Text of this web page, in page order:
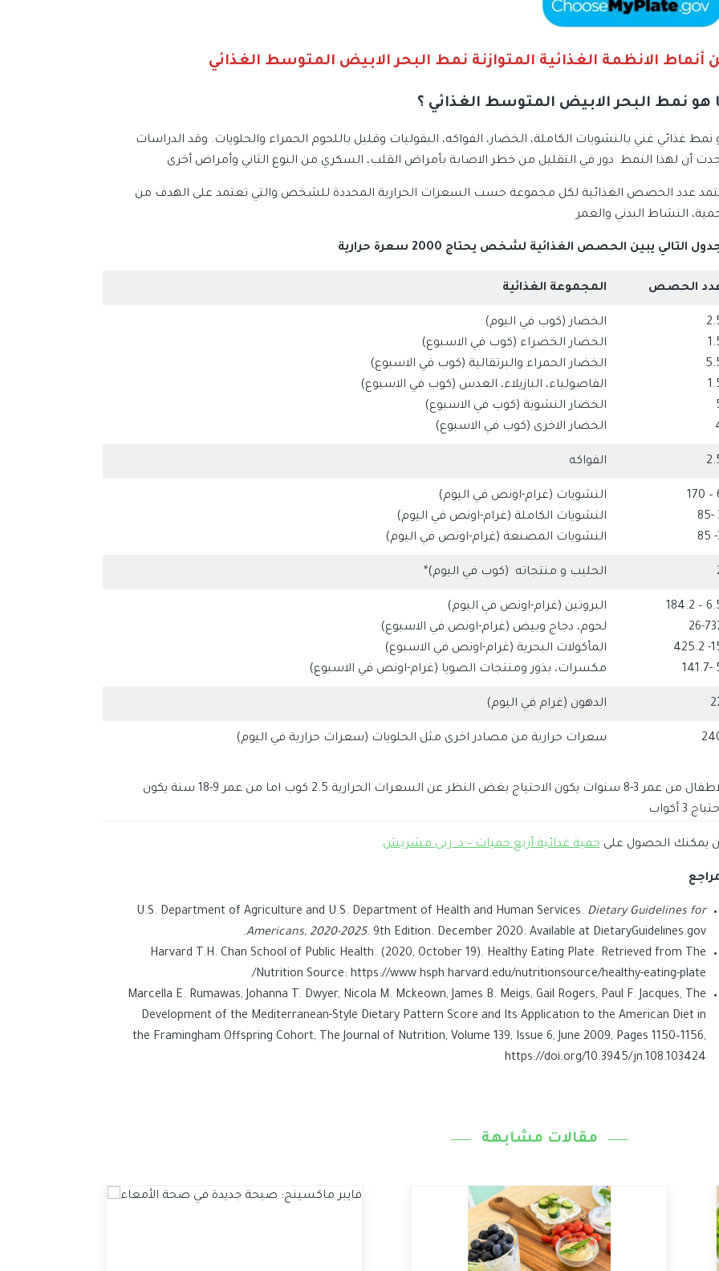
أنماط الانظمة الغذائية المتوازنة نمط البحر الابيض المتوسط الغذائي
هو نمط البحر الابيض المتوسط الغذائي ؟
نمط غذائي غني بالنشويات الكاملة، الخضار، الفواكه، البقوليات وقليل باللحوم الحمراء والحلويات. وقد الدراسات
أن لهذا النمط دور في التقليل من خطر الاصابة بأمراض القلب، السكري من النوع الثاني وأمراض أخرى
عدد الحصص الغذائية لكل مجموعة حسب السعرات الحرارية المحددة للشخص والتي تعتمد على الهدف من
النشاط البدني والعمر
التالي يبين الحصص الغذائية لشخص يحتاج 2000 سعرة حرارية
الحصص المجموعة الغذائية
الخضار (كوب في اليوم)
الخضار الخضراء (كوب في الاسبوع)
الخضار الحمراء والبرتقالية (كوب في الاسبوع)
الفاصولياء، البازيلاء، العدس (كوب في الاسبوع)
الخضار النشوية (كوب في الاسبوع)
الخضار الاخرى (كوب في الاسبوع)
الفواكه
6
النشويات (غرام-اونص في اليوم)
النشويات الكاملة (غرام-اونص في اليوم)
النشويات المصنعة (غرام-اونص في اليوم)
الحليب و منتجاته (كوب في اليوم)*
6.5 –
26-
15-
5
البروتين (غرام-اونص في اليوم)
لحوم، دجاج وبيض (غرام-اونص في الاسبوع)
المأكولات البحرية (غرام-اونص في الاسبوع)
مكسرات، بذور ومنتجات الصويا (غرام-اونص في الاسبوع)
الدهون (غرام في اليوم)
سعرات حرارية من مصادر اخرى مثل الحلويات (سعرات حرارية في اليوم)
*الاطفال من عمر 3-8 سنوات يكون الاحتياج بغض النظر عن السعرات الحرارية 2.5 كوب اما من عمر 9-18 سنة يكون
3 أكواب
يمكنك الحصول علىحمية غذائية أربع حميات – د. ربى مشربش
U.S. Department of Agriculture and U.S. Department of Health and Human Services. Dietary Guidelines for
Americans, 2020-2025. 9th Edition. December 2020. Available at DietaryGuidelines.gov.
Harvard T.H. Chan School of Public Health. (2020, October 19). Healthy Eating Plate. Retrieved from The
Nutrition Source: https://www.hsph.harvard.edu/nutritionsource/healthy-eating-plate/
Marcella E. Rumawas, Johanna T. Dwyer, Nicola M. Mckeown, James B. Meigs, Gail Rogers, Paul F. Jacques, The
Development of the Mediterranean-Style Dietary Pattern Score and Its Application to the American Diet in
the Framingham Offspring Cohort, The Journal of Nutrition, Volume 139, Issue 6, June 2009, Pages 1150–1156,
https://doi.org/10.3945/jn.108.103424
مقالات مشابهة